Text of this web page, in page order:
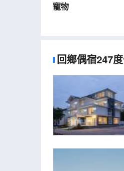
寵物
回鄉偶宿247